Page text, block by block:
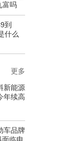
富吗
到
什么
新能源
年续高
车品牌
更多